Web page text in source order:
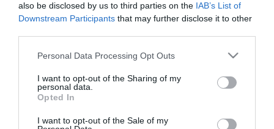
also be disclosed by us to third parties on the IAB’s List of
Downstream Participants that may further disclose it to other
Please note that this website/app uses one or more Google
not limited to your visit or usage behaviour. You may click to
grant or deny consent to Google and its third-party tags to
use your data for below specified purposes in below Google
consent section.
Personal Data Processing Opt Outs
I want to opt-out of the Sharing of my
personal data.
Opted In
I want to opt-out of the Sale of my
Μέρος του προγράμματος ακολούθησε ο Φώτης
Μετά το τέλος της προπόνησης ο Ντιέγκο Αλόνσο
ανακοίνωσε την αποστολή για τη φιλική αναμέτρηση
με την Μακάμπι Νετάνια. Στη λίστα βρίσκονται οι